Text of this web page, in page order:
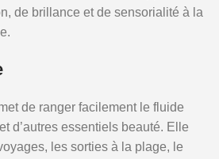
de brillance et de sensorialité à la
de ranger facilement le fluide
d’autres essentiels beauté. Elle
les sorties à la plage, le